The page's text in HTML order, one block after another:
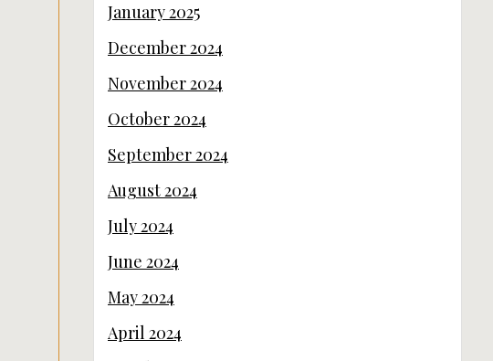
January 2025
December 2024
November 2024
October 2024
September 2024
August 2024
July 2024
June 2024
May 2024
April 2024